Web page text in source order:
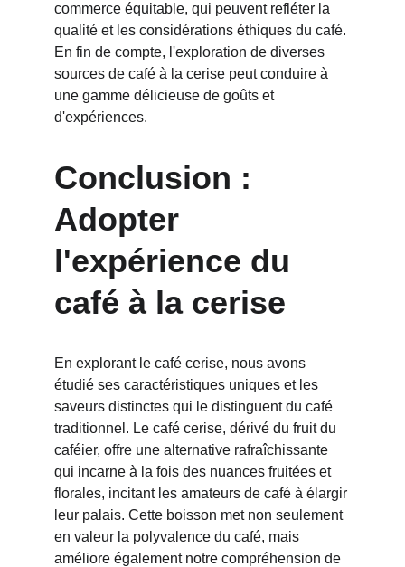
commerce équitable, qui peuvent refléter la
qualité et les considérations éthiques du café.
En fin de compte, l'exploration de diverses
sources de café à la cerise peut conduire à
une gamme délicieuse de goûts et
d'expériences.
Conclusion :
Adopter
l'expérience du
café à la cerise
En explorant le café cerise, nous avons
étudié ses caractéristiques uniques et les
saveurs distinctes qui le distinguent du café
traditionnel. Le café cerise, dérivé du fruit du
caféier, offre une alternative rafraîchissante
qui incarne à la fois des nuances fruitées et
florales, incitant les amateurs de café à élargir
leur palais. Cette boisson met non seulement
en valeur la polyvalence du café, mais
améliore également notre compréhension de